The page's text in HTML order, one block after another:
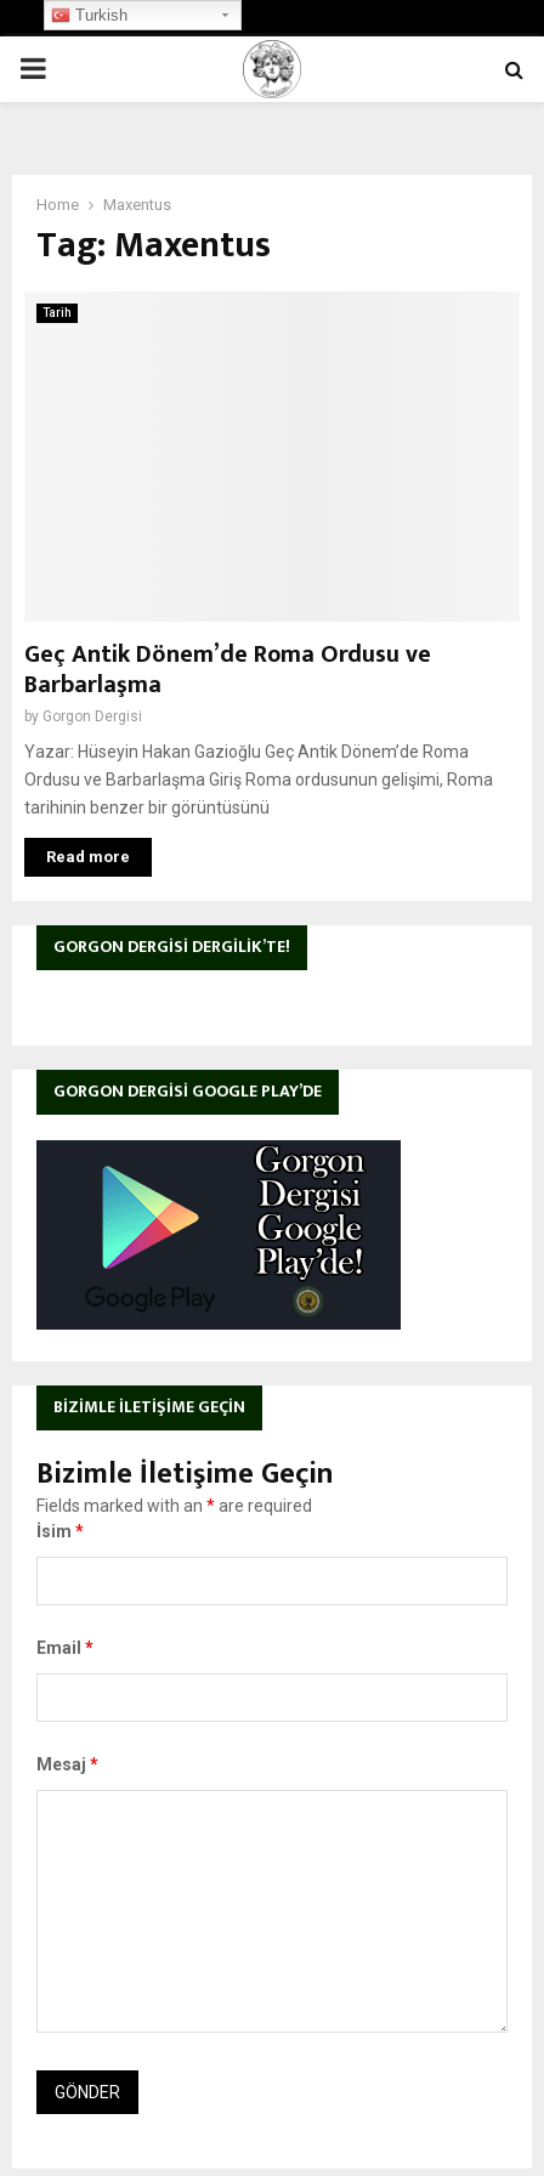
PRIMARY
Home Maxentus
Tag:Maxentus
Tarih
Geç Antik Dönem’de Roma Ordusu ve
Barbarlaşma
by Gorgon Dergisi
Yazar: Hüseyin Hakan Gazioğlu Geç Antik Dönem’de Roma
Ordusu ve Barbarlaşma Giriş Roma ordusunun gelişimi, Roma
tarihinin benzer bir görüntüsünü
Read more
GORGON DERGISI DERGILIK’TE!
GORGON DERGISI GOOGLE PLAY’DE
BIZIMLE İLETIŞIME GEÇIN
Bizimle İletişime Geçin
Fields marked with an *are required
İsim *
Email *
Mesaj *
Turkish